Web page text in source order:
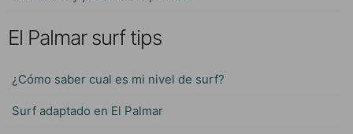
El Palmar surf tips
¿Cómo saber cual es mi nivel de surf?
Surf adaptado en El Palmar